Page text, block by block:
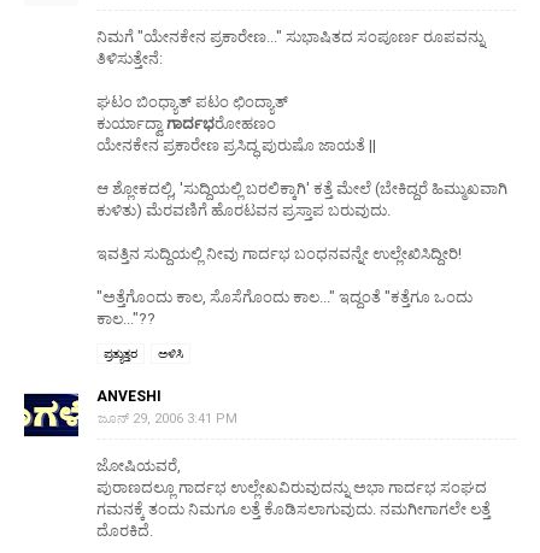
ನಿಮಗೆ "ಯೇನಕೇನ ಪ್ರಕಾರೇಣ..." ಸುಭಾಷಿತದ ಸಂಪೂರ್ಣ ರೂಪವನ್ನು
ತಿಳಿಸುತ್ತೇನೆ:
ಘಟಂ ಬಿಂಧ್ಯಾತ್ ಪಟಂ ಛಿಂದ್ಯಾತ್
ಕುರ್ಯಾದ್ವಾ ಗಾರ್ದಭರೋಹಣಂ
ಯೇನಕೇನ ಪ್ರಕಾರೇಣ ಪ್ರಸಿದ್ಧ ಪುರುಷೊ ಜಾಯತೆ ||
ಆ ಶ್ಲೋಕದಲ್ಲಿ, 'ಸುದ್ದಿಯಲ್ಲಿ ಬರಲಿಕ್ಕಾಗಿ' ಕತ್ತೆ ಮೇಲೆ (ಬೇಕಿದ್ದರೆ ಹಿಮ್ಮುಖವಾಗಿ
ಕುಳಿತು) ಮೆರವಣಿಗೆ ಹೊರಟವನ ಪ್ರಸ್ತಾಪ ಬರುವುದು.
ಇವತ್ತಿನ ಸುದ್ದಿಯಲ್ಲಿ ನೀವು ಗಾರ್ದಭ ಬಂಧನವನ್ನೇ ಉಲ್ಲೇಖಿಸಿದ್ದೀರಿ!
"ಅತ್ತೆಗೊಂದು ಕಾಲ, ಸೊಸೆಗೊಂದು ಕಾಲ..." ಇದ್ದಂತೆ "ಕತ್ತೆಗೂ ಒಂದು
ಕಾಲ..."??
ಪ್ರತ್ಯುತ್ತರ ಅಳಿಸಿ
ANVESHI
ಜೂನ್ 29, 2006 3:41 PM
ಜೋಷಿಯವರೆ,
ಪುರಾಣದಲ್ಲೂ ಗಾರ್ದಭ ಉಲ್ಲೇಖವಿರುವುದನ್ನು ಅಭಾ ಗಾರ್ದಭ ಸಂಘದ
ಗಮನಕ್ಕೆ ತಂದು ನಿಮಗೂ ಲತ್ತೆ ಕೊಡಿಸಲಾಗುವುದು. ನಮಗೀಗಾಗಲೇ ಲತ್ತೆ
ದೊರಕಿದೆ.